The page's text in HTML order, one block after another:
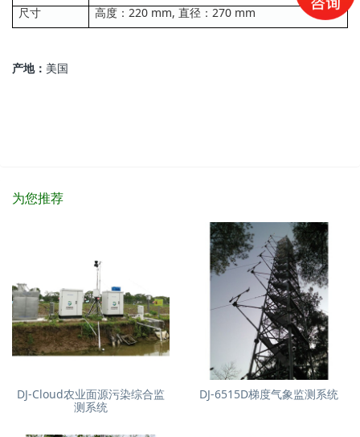
尺寸
高度：220 mm, 直径：270 mm
产地： 美国
为您推荐
DJ-Cloud农业面源污染综合监
测系统
DJ-6515D梯度气象监测系统